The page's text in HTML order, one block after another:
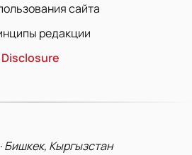
сайта
редакции
Кыргызстан